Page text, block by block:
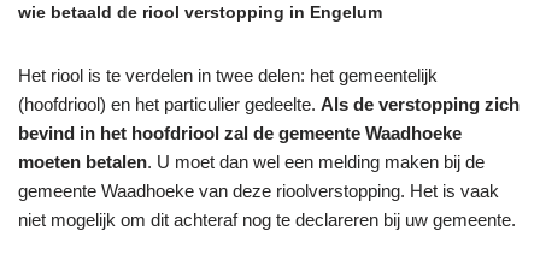
wie betaald de riool verstopping in Engelum
Het riool is te verdelen in twee delen: het gemeentelijk
(hoofdriool) en het particulier gedeelte. Als de verstopping zich
bevind in het hoofdriool zal de gemeente Waadhoeke
moeten betalen. U moet dan wel een melding maken bij de
gemeente Waadhoeke van deze rioolverstopping. Het is vaak
niet mogelijk om dit achteraf nog te declareren bij uw gemeente.